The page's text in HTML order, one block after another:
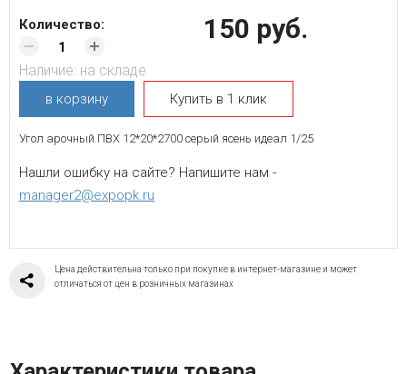
150 руб.
Количество:
Наличие: на складе
в корзину Купить в 1 клик
Угол арочный ПВХ 12*20*2700 серый ясень идеал 1/25
Нашли ошибку на сайте? Напишите нам -
manager2@expopk.ru
Цена действительна только при покупке в интернет-магазине и может
отличаться от цен в розничных магазинах